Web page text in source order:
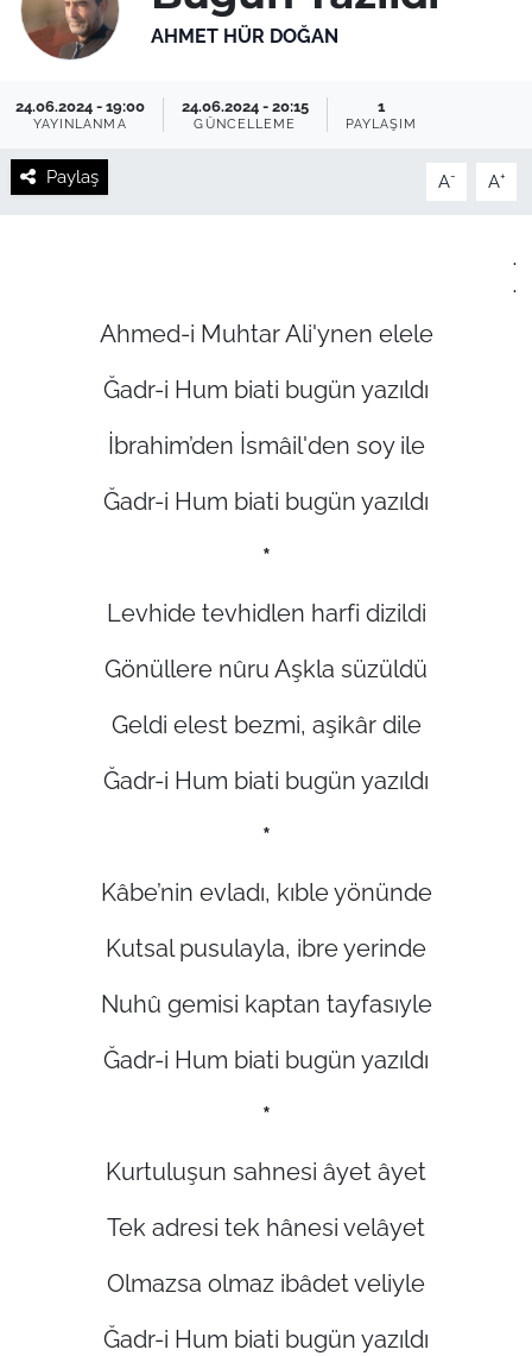
AHMET HÜR DOĞAN
24.06.2024 - 19:00
YAYINLANMA
24.06.2024 - 20:15
GÜNCELLEME
1
PAYLAŞIM
Paylaş A- A+
.
.
Ahmed-i Muhtar Ali'ynen elele
Ğadr-i Hum biati bugün yazıldı
İbrahim’den İsmâil'den soy ile
Ğadr-i Hum biati bugün yazıldı
*
Levhide tevhidlen harfi dizildi
Gönüllere nûru Aşkla süzüldü
Geldi elest bezmi, aşikâr dile
Ğadr-i Hum biati bugün yazıldı
*
Kâbe’nin evladı, kıble yönünde
Kutsal pusulayla, ibre yerinde
Nuhû gemisi kaptan tayfasıyle
Ğadr-i Hum biati bugün yazıldı
*
Kurtuluşun sahnesi âyet âyet
Tek adresi tek hânesi velâyet
Olmazsa olmaz ibâdet veliyle
Ğadr-i Hum biati bugün yazıldı